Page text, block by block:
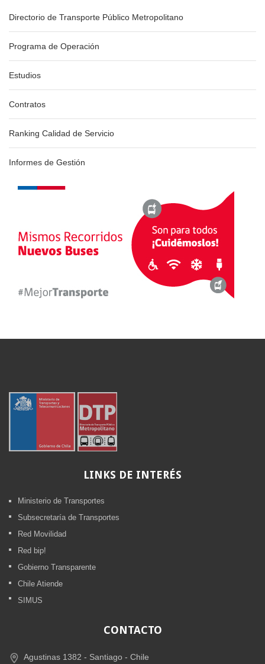
Directorio de Transporte Público Metropolitano
Programa de Operación
Estudios
Contratos
Ranking Calidad de Servicio
Informes de Gestión
LINKS DE INTERÉS
Ministerio de Transportes
Subsecretaría de Transportes
Red Movilidad
Red bip!
Gobierno Transparente
Chile Atiende
SIMUS
CONTACTO
Agustinas 1382 - Santiago - Chile